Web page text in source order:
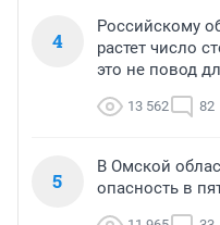
4
Российскому
растет число
это не повод
13 562 82
5
В Омской
опасность в